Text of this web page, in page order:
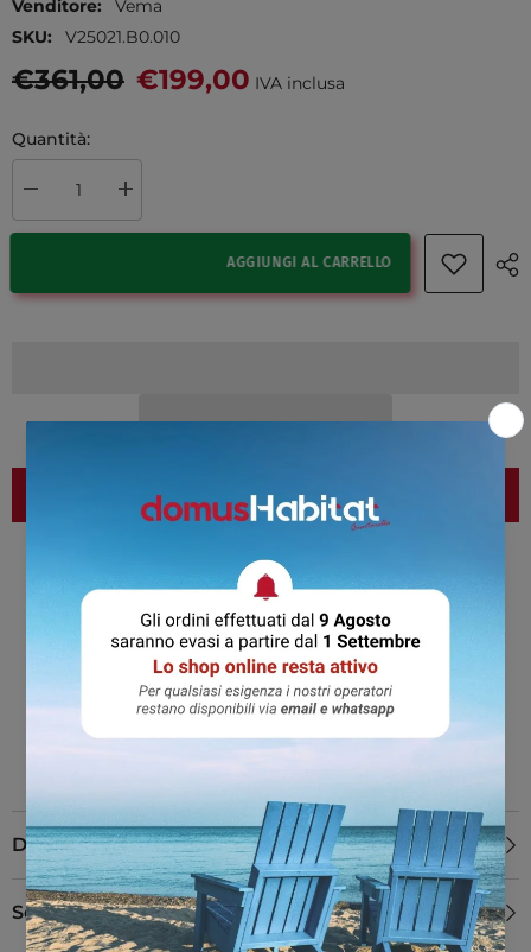
Venditore:
Vema
SKU:
V25021.B0.010
€361,00 €199,00 IVA inclusa
Quantità:
Diminuire la quantità per Vema Lys rubinetto lavabo alto V25021
Aumenta la quantità per Vema Lys rubinetto lavabo alto
AGGIUNGI AL CARRELLO
Richiedi preventivo per un progetto o acquisti multipli
Stai cercando un prodotto Vema che non trovi nel
nostro ecommerce?
CONTATTACI
Descrizione
Scheda tecnica